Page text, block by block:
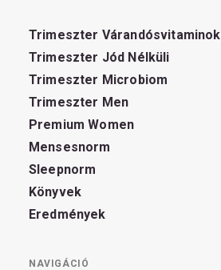
Trimeszter Várandósvitaminok
Trimeszter Jód Nélküli
Trimeszter Microbiom
Trimeszter Men
Premium Women
Mensesnorm
Sleepnorm
Könyvek
Eredmények
NAVIGÁCIÓ